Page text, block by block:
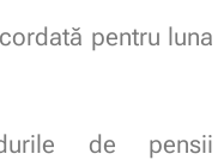
pentru luna
de pensii